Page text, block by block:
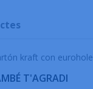
kraft con
T'AGRADI